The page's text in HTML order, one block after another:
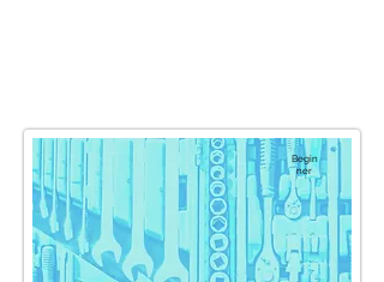
Begin
ner